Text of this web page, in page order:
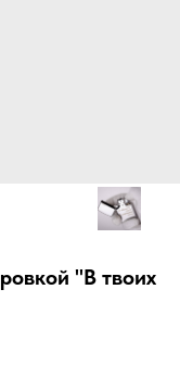
"В твоих